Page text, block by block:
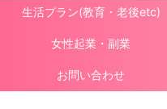
生活プラン(教育・老後etc)
女性起業・副業
お問い合わせ